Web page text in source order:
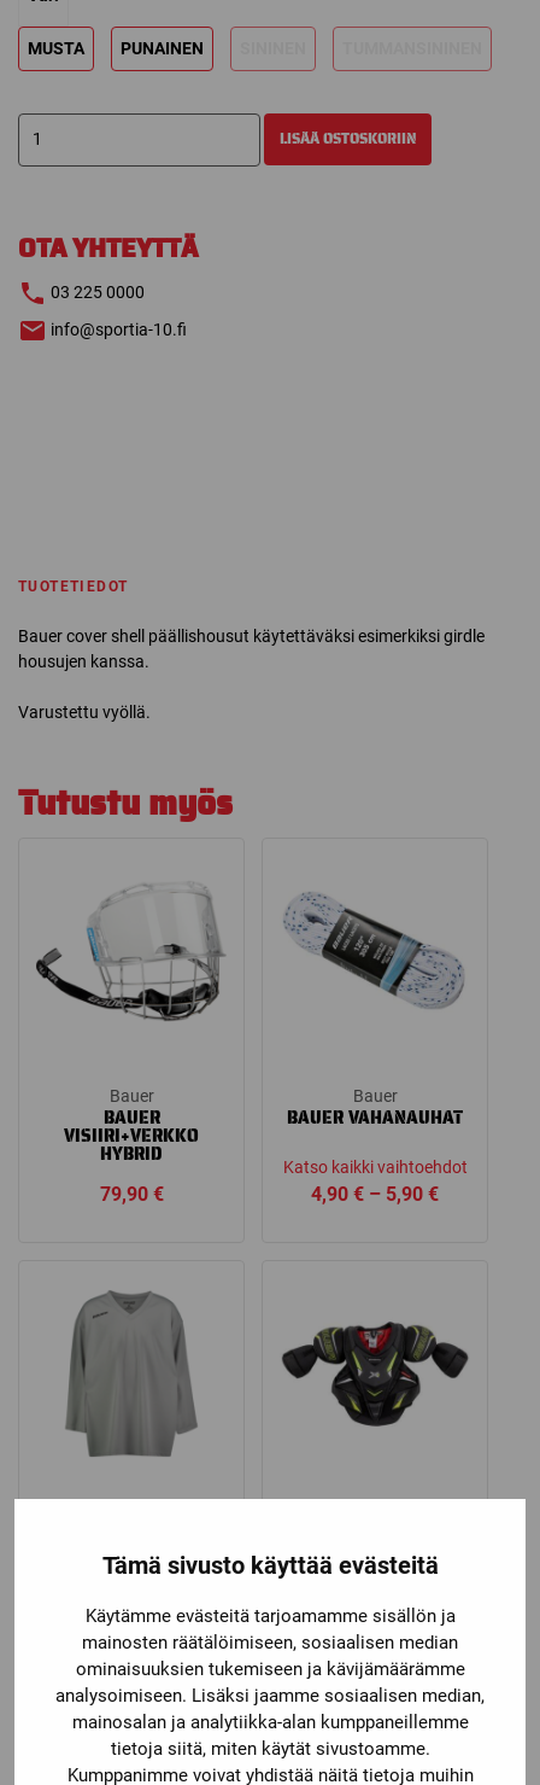
Tämä sivusto käyttää evästeitä
Käytämme evästeitä tarjoamamme sisällön ja
mainosten räätälöimiseen, sosiaalisen median
ominaisuuksien tukemiseen ja kävijämäärämme
analysoimiseen. Lisäksi jaamme sosiaalisen median,
mainosalan ja analytiikka-alan kumppaneillemme
tietoja siitä, miten käytät sivustoamme.
Kumppanimme voivat yhdistää näitä tietoja muihin
MUSTA PUNAINEN
BAUER
COVER
LISÄÄ OSTOSKORIIN
OTA YHTEYTTÄ
03 225 0000
info@sportia-10.fi
TUOTETIEDOT
Bauer cover shell päällishousut käytettäväksi esimerkiksi girdle
housujen kanssa.
Varustettu vyöllä.
Tutustu myös
Bauer
BAUER
VISIIRI+VERKKO
HYBRID
79,90 €
Bauer
BAUER VAHANAUHAT
Katso kaikki vaihtoehdot
4,90€ – 5,90€Price
HARJOITUSPAITA FLEX
18,90€ – 21,90€Price
range:
18,90 €
through
21,90 €
HARTIASUOJAT
129,00€